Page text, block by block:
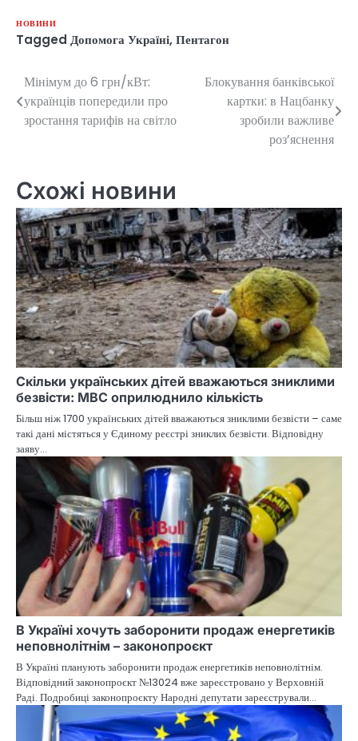
НОВИНИ
Tagged Допомога Україні, Пентагон
Навігація
записів
Мінімум до 6 грн/кВт:
українців попередили про
зростання тарифів на світло
Блокування банківської
картки: в Нацбанку
зробили важливе
роз’яснення
Схожі новини
Скільки українських дітей вважаються зниклими
безвісти: МВС оприлюднило кількість
Більш ніж 1700 українських дітей вважаються зниклими безвісти – саме
такі дані містяться у Єдиному реєстрі зниклих безвісти. Відповідну
заяву…
В Україні хочуть заборонити продаж енергетиків
неповнолітнім – законопроєкт
В Україні планують заборонити продаж енергетиків неповнолітнім.
Відповідний законопроєкт №13024 вже зареєстровано у Верховній
Раді. Подробиці законопроєкту Народні депутати зареєстрували…